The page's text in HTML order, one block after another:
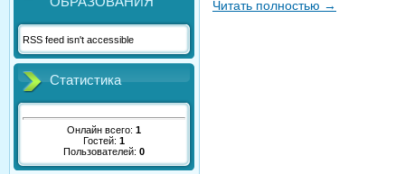
RSS feed isn't accessible
Статистика
Онлайн всего: 1
Гостей: 1
Пользователей: 0
Читать полностью →